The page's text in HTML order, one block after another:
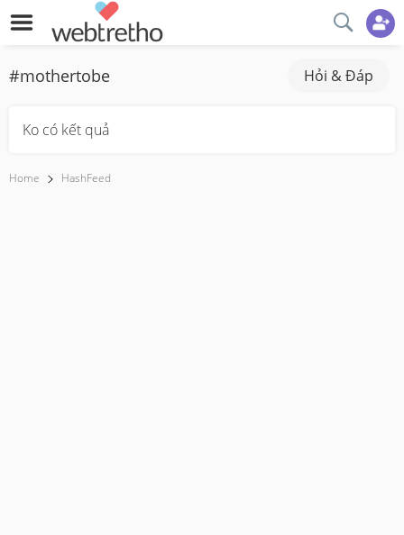
#mothertobe Hỏi & Đáp
Ko có kết quả
Home HashFeed